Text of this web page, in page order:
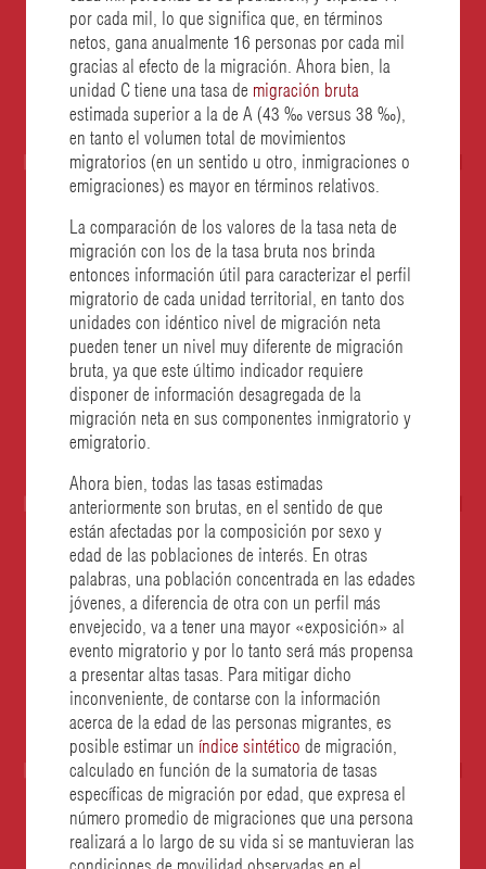
por cada mil, lo que significa que, en términos
netos, gana anualmente 16 personas por cada mil
gracias al efecto de la migración. Ahora bien, la
unidad C tiene una tasa de migración bruta
estimada superior a la de A (43 ‰ versus 38 ‰),
en tanto el volumen total de movimientos
migratorios (en un sentido u otro, inmigraciones o
emigraciones) es mayor en términos relativos.
La comparación de los valores de la tasa neta de
migración con los de la tasa bruta nos brinda
entonces información útil para caracterizar el perfil
migratorio de cada unidad territorial, en tanto dos
unidades con idéntico nivel de migración neta
pueden tener un nivel muy diferente de migración
bruta, ya que este último indicador requiere
disponer de información desagregada de la
migración neta en sus componentes inmigratorio y
emigratorio.
Ahora bien, todas las tasas estimadas
anteriormente son brutas, en el sentido de que
están afectadas por la composición por sexo y
edad de las poblaciones de interés. En otras
palabras, una población concentrada en las edades
jóvenes, a diferencia de otra con un perfil más
envejecido, va a tener una mayor «exposición» al
evento migratorio y por lo tanto será más propensa
a presentar altas tasas. Para mitigar dicho
inconveniente, de contarse con la información
acerca de la edad de las personas migrantes, es
posible estimar un índice sintético de migración,
calculado en función de la sumatoria de tasas
específicas de migración por edad, que expresa el
número promedio de migraciones que una persona
realizará a lo largo de su vida si se mantuvieran las
condiciones de movilidad observadas en el